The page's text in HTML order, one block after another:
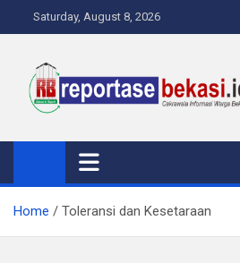
to
Saturday, August 8, 2026
Reportase Bekasi
Cakrawala Informasi Warga Bekasi
Home Toleransi dan Kesetaraan